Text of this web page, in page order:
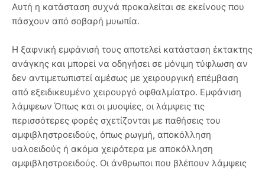
Αυτή η κατάσταση συχνά προκαλείται σε εκείνους που
πάσχουν από σοβαρή μυωπία.
Η ξαφνική εμφάνισή τους αποτελεί κατάσταση έκτακτης
ανάγκης και μπορεί να οδηγήσει σε μόνιμη τύφλωση αν
δεν αντιμετωπιστεί αμέσως με χειρουργική επέμβαση
από εξειδικευμένο χειρουργό οφθαλμίατρο. Εμφάνιση
λάμψεων Όπως και οι μυοψίες, οι λάμψεις τις
περισσότερες φορές σχετίζονται με παθήσεις του
αμφιβληστροειδούς, όπως ρωγμή, αποκόλληση
υαλοειδούς ή ακόμα χειρότερα με αποκόλληση
αμφιβληστροειδούς. Οι άνθρωποι που βλέπουν λάμψεις